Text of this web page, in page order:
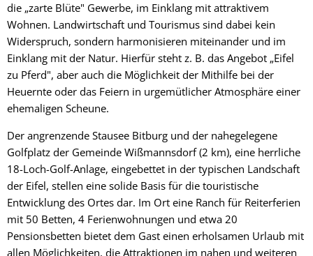
die „zarte Blüte" Gewerbe, im Einklang mit attraktivem
Wohnen. Landwirtschaft und Tourismus sind dabei kein
Widerspruch, sondern harmonisieren miteinander und im
Einklang mit der Natur. Hierfür steht z. B. das Angebot „Eifel
zu Pferd", aber auch die Möglichkeit der Mithilfe bei der
Heuernte oder das Feiern in urgemütlicher Atmosphäre einer
ehemaligen Scheune.
Der angrenzende Stausee Bitburg und der nahegelegene
Golfplatz der Gemeinde Wißmannsdorf (2 km), eine herrliche
18-Loch-Golf-Anlage, eingebettet in der typischen Landschaft
der Eifel, stellen eine solide Basis für die touristische
Entwicklung des Ortes dar. Im Ort eine Ranch für Reiterferien
mit 50 Betten, 4 Ferienwohnungen und etwa 20
Pensionsbetten bietet dem Gast einen erholsamen Urlaub mit
allen Möglichkeiten, die Attraktionen im nahen und weiteren